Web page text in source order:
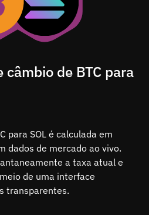
câmbio de BTC para
para SOL é calculada em
dados de mercado ao vivo.
a taxa atual e
de uma interface
transparentes.